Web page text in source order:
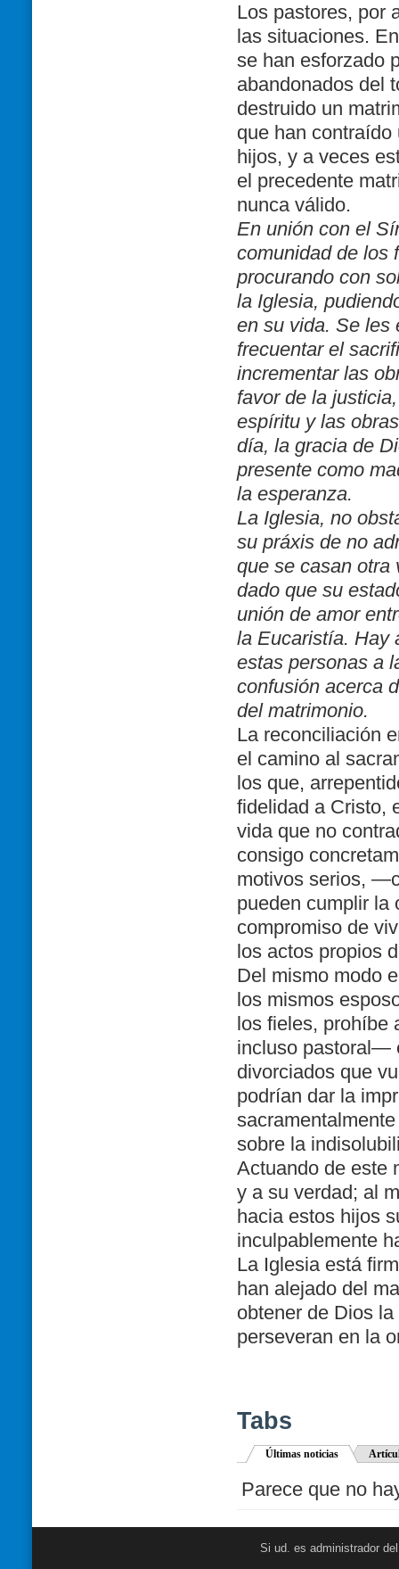
Los pastores, por
las situaciones.
se han esforzado
abandonados del
destruido un
que han
hijos, y a veces
el precedente
nunca válido.
En unión con el
comunidad de los
procurando con
la Iglesia,
en su vida. Se les
frecuentar el
incrementar las
favor de la
espíritu y las
día, la gracia de
presente como
la esperanza.
La Iglesia, no
su práxis de no
que se casan otra
dado que su
unión de amor
la Eucaristía. Hay
estas personas a
confusión acerca
del matrimonio.
La reconciliación
el camino al
los que,
fidelidad a Cristo,
vida que no
consigo
motivos serios,
pueden cumplir la
compromiso de
los actos propios
Del mismo modo
los mismos
los fieles,
incluso pastoral—
divorciados que
podrían dar la
sobre la
Actuando de este
y a su verdad; al
hacia estos hijos
inculpablemente
La Iglesia está
han alejado del
obtener de Dios
perseveran en la
Tabs
Últimas noticias
Parece que no
Si ud. es administrador